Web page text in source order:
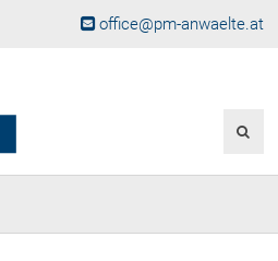
office@pm-anwaelte.at